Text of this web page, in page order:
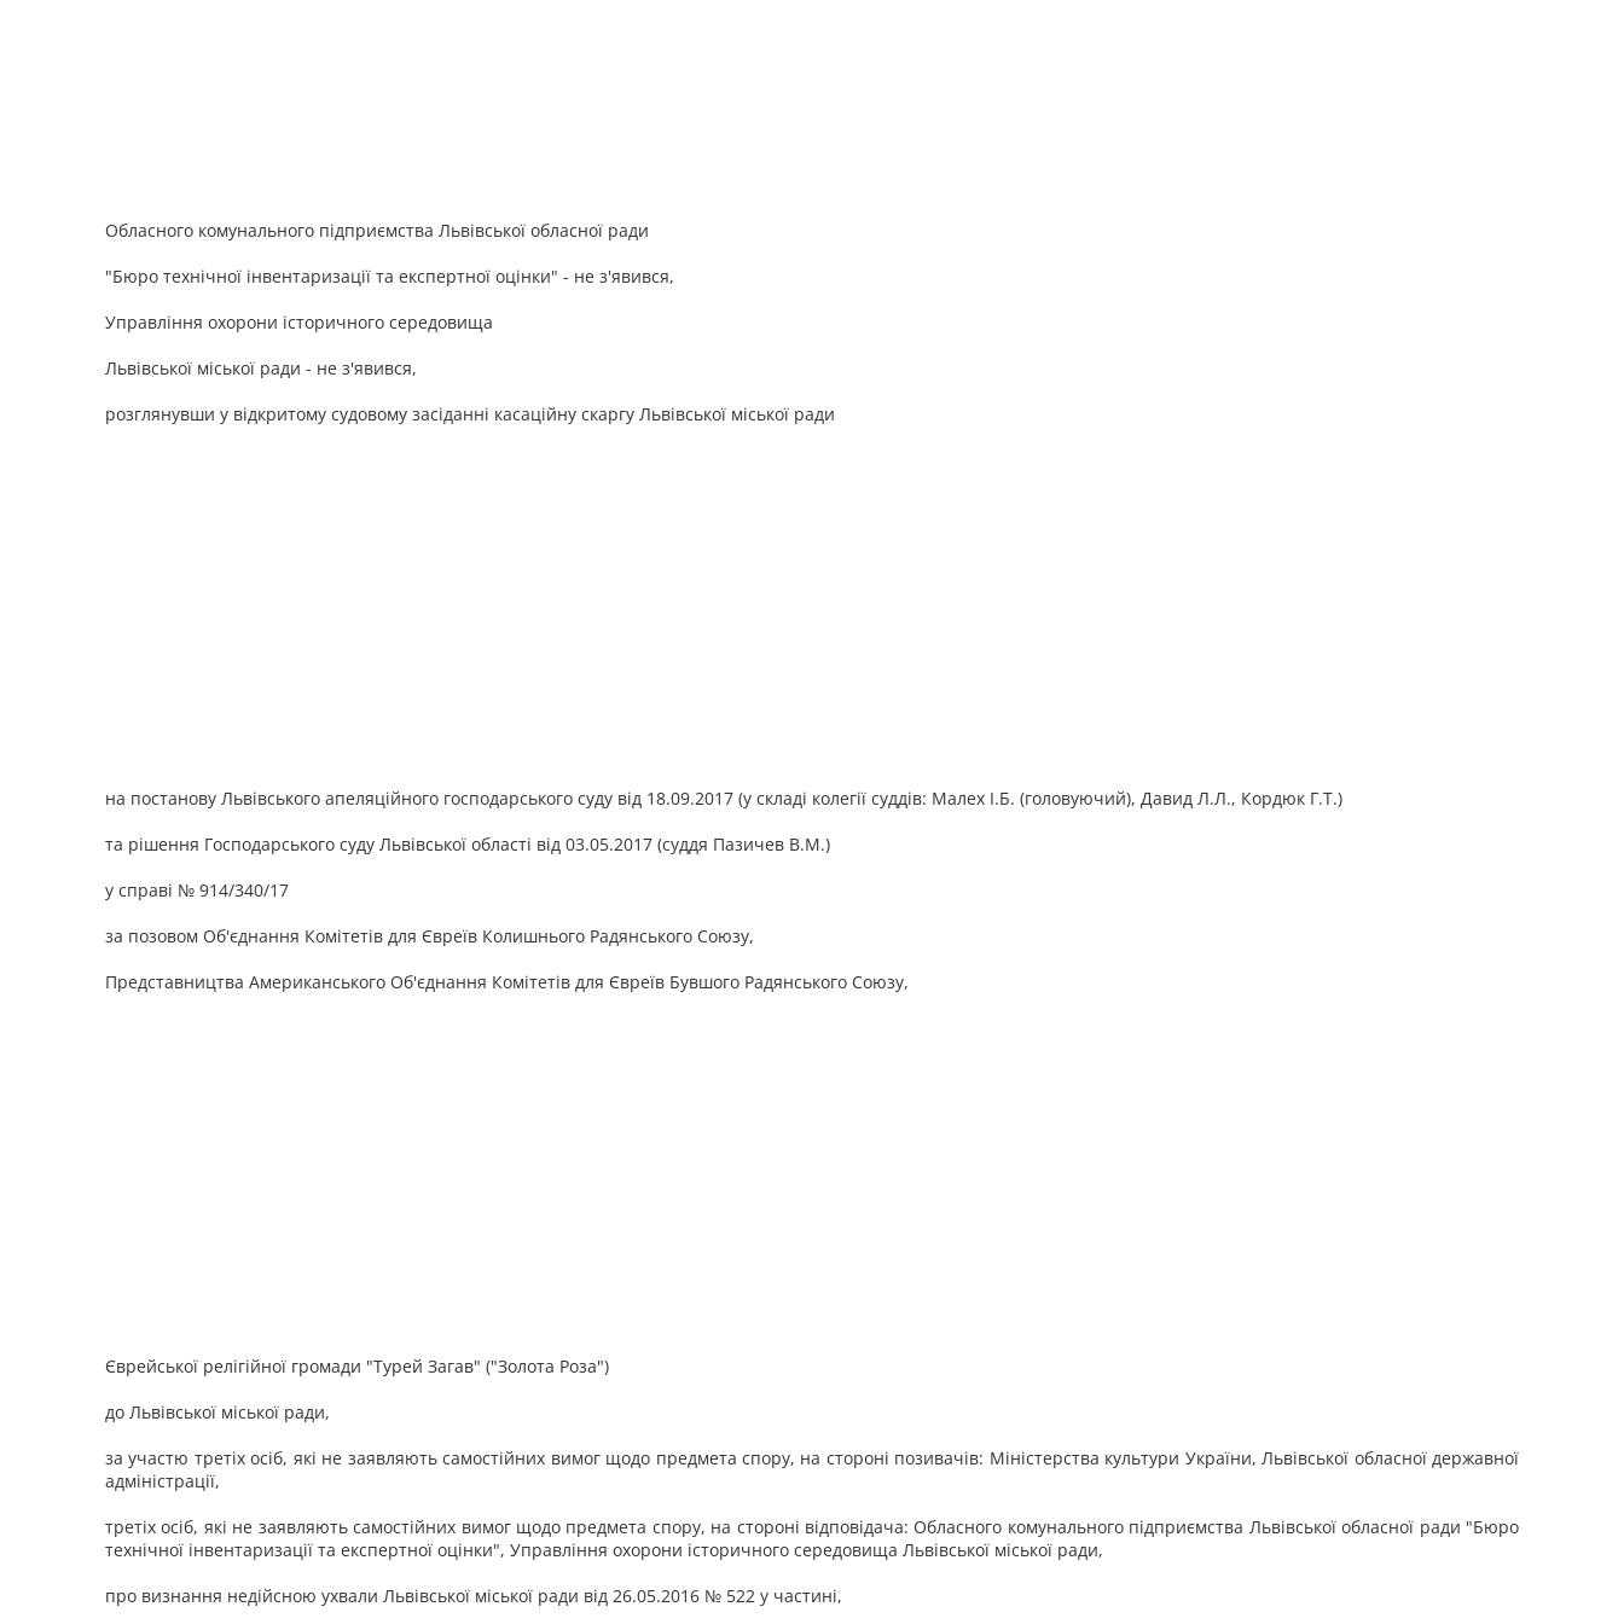
Обласного комунального підприємства Львівської обласної ради
"Бюро технічної інвентаризації та експертної оцінки" - не з'явився,
Управління охорони історичного середовища
Львівської міської ради - не з'явився,
розглянувши у відкритому судовому засіданні касаційну скаргу Львівської міської ради
на постанову Львівського апеляційного господарського суду від 18.09.2017 (у складі колегії суддів: Малех І.Б. (головуючий), Давид Л.Л., Кордюк Г.Т.)
та рішення Господарського суду Львівської області від 03.05.2017 (суддя Пазичев В.М.)
у справі № 914/340/17
за позовом Об'єднання Комітетів для Євреїв Колишнього Радянського Союзу,
Представництва Американського Об'єднання Комітетів для Євреїв Бувшого Радянського Союзу,
Єврейської релігійної громади "Турей Загав" ("Золота Роза")
до Львівської міської ради,
за участю третіх осіб, які не заявляють самостійних вимог щодо предмета спору, на стороні позивачів: Міністерства культури України, Львівської обласної державної
адміністрації,
третіх осіб, які не заявляють самостійних вимог щодо предмета спору, на стороні відповідача: Обласного комунального підприємства Львівської обласної ради "Бюро
технічної інвентаризації та експертної оцінки", Управління охорони історичного середовища Львівської міської ради,
про визнання недійсною ухвали Львівської міської ради від 26.05.2016 № 522 у частині,